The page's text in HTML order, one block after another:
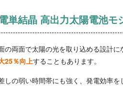
単結晶 高出力太陽電池モ
の両面で太陽の光を取り込める設計に
25％向上することもあります。
しの弱い時間帯にも強く、発電効率